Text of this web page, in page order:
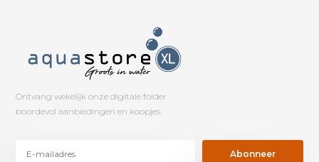
Ontvang wekelijk onze digitale folder
boordevol aanbiedingen en koopjes.
Abonneer